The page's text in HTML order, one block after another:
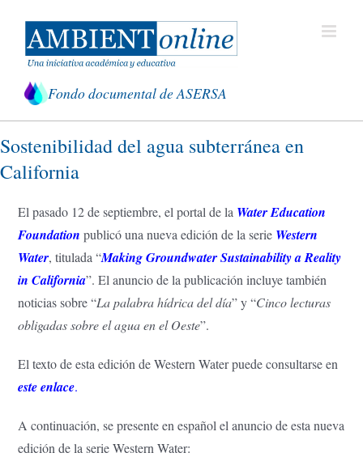
contenido
Fondo documental de ASERSA
Sostenibilidad del agua subterránea en
California
El pasado 12 de septiembre, el portal de la Water Education
Foundation publicó una nueva edición de la serie Western
Water, titulada “Making Groundwater Sustainability a Reality
in California”. El anuncio de la publicación incluye también
noticias sobre “La palabra hídrica del día” y “Cinco lecturas
obligadas sobre el agua en el Oeste”.
El texto de esta edición de Western Water puede consultarse en
este enlace.
A continuación, se presente en español el anuncio de esta nueva
edición de la serie Western Water: